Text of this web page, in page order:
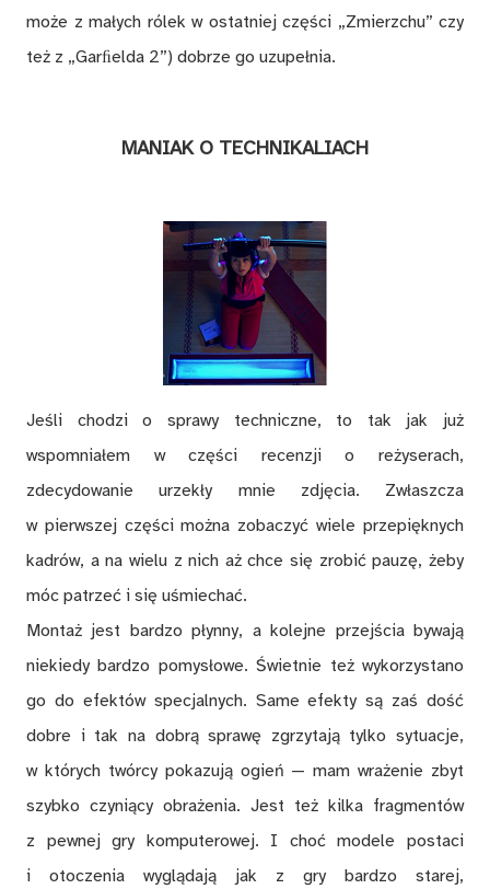
może z małych rólek w ostatniej części „Zmierzchu” czy
też z „Garﬁelda 2”) dobrze go uzupełnia.
MANIAK O TECHNIKALIACH
Jeśli chodzi o sprawy techniczne, to tak jak już
wspomniałem w części recenzji o reżyserach,
zdecydowanie urzekły mnie zdjęcia. Zwłaszcza
w pierwszej części można zobaczyć wiele przepięknych
kadrów, a na wielu z nich aż chce się zrobić pauzę, żeby
móc patrzeć i się uśmiechać.
Montaż jest bardzo płynny, a kolejne przejścia bywają
niekiedy bardzo pomysłowe. Świetnie też wykorzystano
go do efektów specjalnych. Same efekty są zaś dość
dobre i tak na dobrą sprawę zgrzytają tylko sytuacje,
w których twórcy pokazują ogień — mam wrażenie zbyt
szybko czyniący obrażenia. Jest też kilka fragmentów
z pewnej gry komputerowej. I choć modele postaci
i otoczenia wyglądają jak z gry bardzo starej,